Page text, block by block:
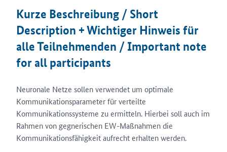
Kurze Beschreibung / Short
Description + Wichtiger Hinweis für
alle Teilnehmenden / Important note
for all participants
Neuronale Netze sollen verwendet um optimale
Kommunikationsparameter für verteilte
Kommunikationssysteme zu ermitteln. Hierbei soll auch im
Rahmen von gegnerischen EW-Maßnahmen die
Kommunikationsfähigkeit aufrecht erhalten werden.